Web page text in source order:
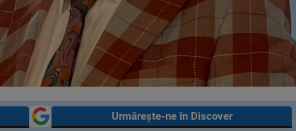
Urmărește-ne în Discover